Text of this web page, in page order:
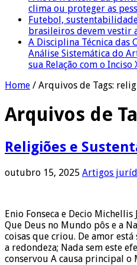
clima ou proteger as
Futebol,
brasileiros devem vestir
A Disciplina Técnica das
Análise Sistemática do
sua Relação com o
Home / Arquivos de Tags:
Arquivos de
Religiões e
outubro 15, 2025 Artigos
Enio Fonseca e Decio
Que Deus no Mundo pôs e a
coisas que criou. De amor
a redondeza; Nada sem este
conservou A causa principal